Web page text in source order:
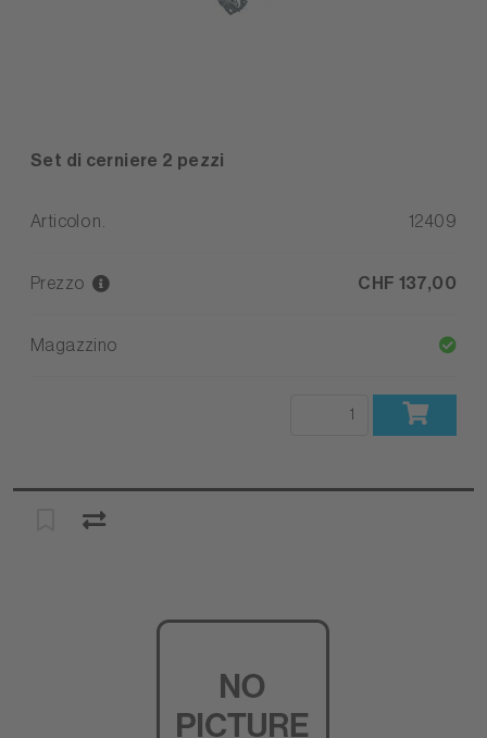
Set di cerniere 2 pezzi
Articolo n. 12409
Prezzo CHF 137,00
Magazzino